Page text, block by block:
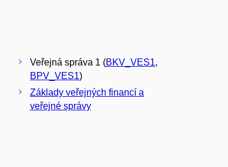
Veřejná správa 1 (BKV_VES1,
BPV_VES1)
Základy veřejných financí a
veřejné správy